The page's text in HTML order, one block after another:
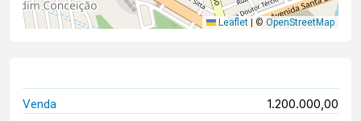
Leaflet ©OpenStreetMap
Venda 1.200.000,00